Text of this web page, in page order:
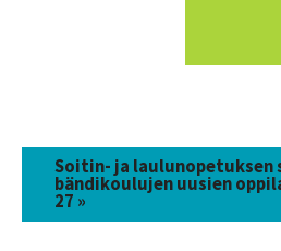
Soitin- ja laulunopetuksen
bändikoulujen uusien
27 »